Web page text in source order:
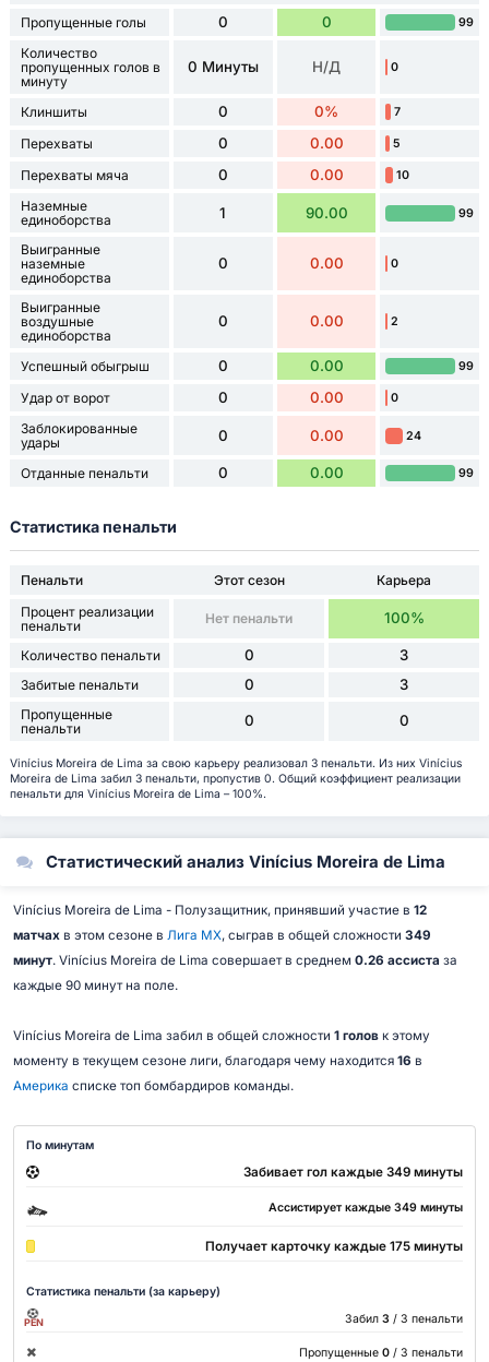
Пропущенные голы 0 0 99
Количество
пропущенных голов в
минуту
0 Минуты Н/Д 0
Клиншиты 0 0% 7
Перехваты 0 0.00 5
Перехваты мяча 0 0.00 10
Наземные
единоборства
1 90.00 99
Выигранные
наземные
единоборства
0 0.00 0
Выигранные
воздушные
единоборства
0 0.00 2
Успешный обыгрыш 0 0.00 99
Удар от ворот 0 0.00 0
Заблокированные
удары
0 0.00 24
Отданные пенальти 0 0.00 99
Статистика пенальти
Пенальти Этот сезон
Карьера
Процент реализации
пенальти
Нет пенальти 100%
Количество пенальти 0 3
Забитые пенальти 0 3
Пропущенные
пенальти
0 0
Vinícius Moreira de Lima за свою карьеру реализовал 3 пенальти. Из них Vinícius
Moreira de Lima забил 3 пенальти, пропустив 0. Общий коэффициент реализации
пенальти для Vinícius Moreira de Lima – 100%.
Статистический анализ Vinícius Moreira de Lima
Vinícius Moreira de Lima - Полузащитник, принявший участие в 12
матчахв этом сезоне в Лига МХ, сыграв в общей сложности 349
минут. Vinícius Moreira de Lima совершает в среднем 0.26 ассиста за
каждые 90 минут на поле.
Vinícius Moreira de Lima забил в общей сложности 1 головк этому
моменту в текущем сезоне лиги, благодаря чему находится 16 в
Америка списке топ бомбардиров команды.
По минутам
Забивает гол каждые 349 минуты
Ассистирует каждые 349 минуты
Получает карточку каждые 175 минуты
Статистика пенальти (за карьеру)
PEN Забил 3 / 3 пенальти
Пропущенные 0 / 3 пенальти